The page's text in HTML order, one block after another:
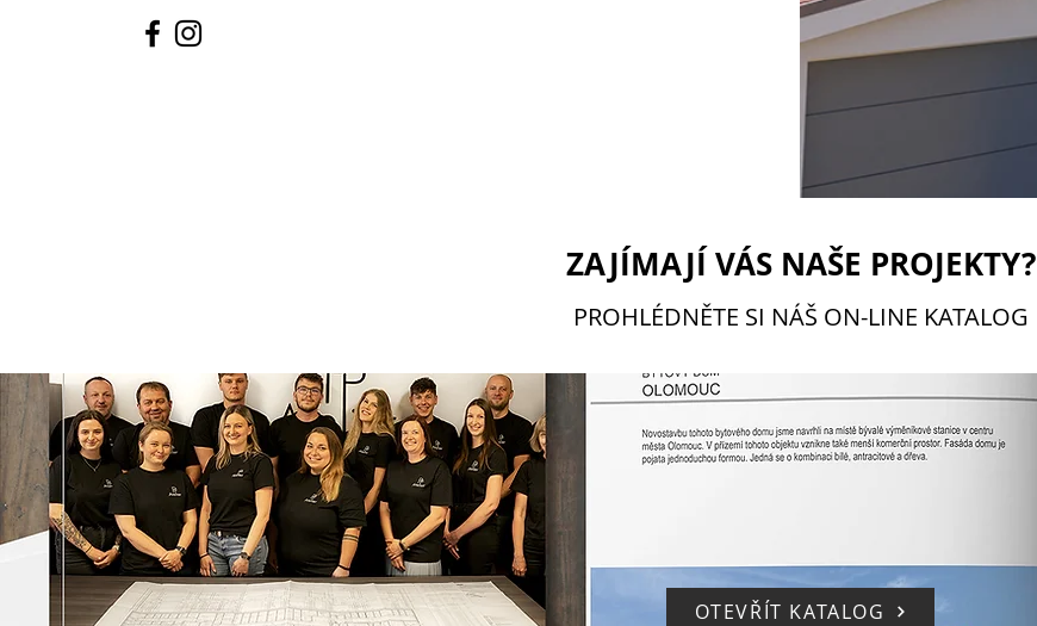
ZAJÍMAJÍ VÁS NAŠE PROJEKTY?
PROHLÉDNĚTE SI NÁŠ ON-LINE KATALOG
OTEVŘÍT KATALOG